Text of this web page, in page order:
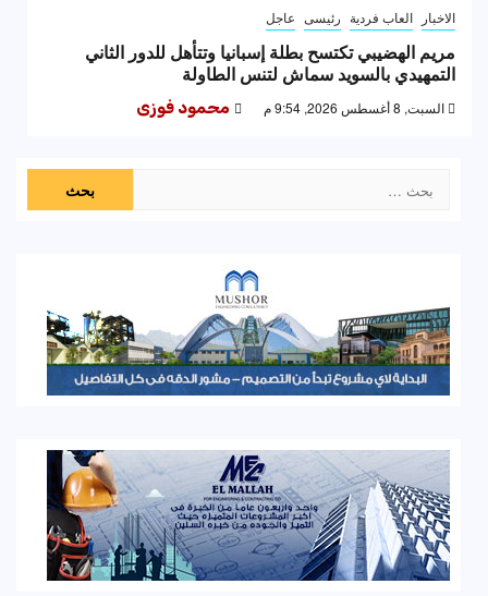
الاخبار العاب فردية رئيسى عاجل
مريم الهضيبي تكتسح بطلة إسبانيا وتتأهل للدور الثاني
التمهيدي بالسويد سماش لتنس الطاولة
السبت, 8 أغسطس 2026, 9:54 م محمود فوزى
عن: